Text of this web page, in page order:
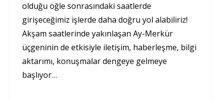
olduğu öğle sonrasındaki saatlerde
girişeceğimiz işlerde daha doğru yol alabiliriz!
Akşam saatlerinde yakınlaşan Ay-Merkür
üçgeninin de etkisiyle iletişim, haberleşme, bilgi
aktarımı, konuşmalar dengeye gelmeye
başlıyor…